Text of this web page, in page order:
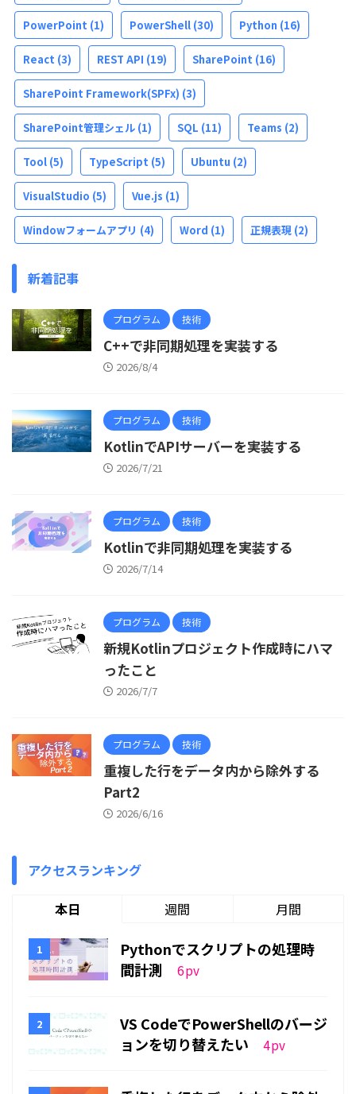
PowerPoint (1) PowerShell (30) Python (16)
React (3) REST API (19) SharePoint (16)
SharePoint Framework(SPFx) (3)
SharePoint管理シェル (1) SQL (11) Teams (2)
Tool (5) TypeScript (5) Ubuntu (2)
VisualStudio (5) Vue.js (1)
Windowフォームアプリ (4) Word (1) 正規表現 (2)
新着記事
プログラム 技術
C++で非同期処理を実装する
2026/8/4
プログラム 技術
KotlinでAPIサーバーを実装する
2026/7/21
プログラム 技術
Kotlinで非同期処理を実装する
2026/7/14
プログラム 技術
新規Kotlinプロジェクト作成時にハマ
ったこと
2026/7/7
プログラム 技術
重複した行をデータ内から除外する
Part2
2026/6/16
アクセスランキング
本日 週間 月間
Pythonでスクリプトの処理時
間計測
6pv
VS CodeでPowerShellのバージ
ョンを切り替えたい
4pv